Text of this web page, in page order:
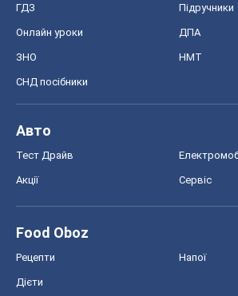
ГДЗ Підручники
Онлайн уроки ДПА
ЗНО НМТ
СНД посібники
Авто
Тест Драйв
Акції Сервіс
Food Oboz
Рецепти Напої
Дієти